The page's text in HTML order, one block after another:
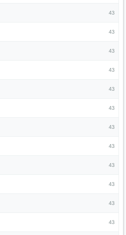
43
43
43
43
43
43
43
43
43
43
43
43